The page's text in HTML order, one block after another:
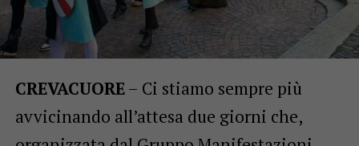
CREVACUORE– Ci stiamo sempre più
avvicinando all’attesa due giorni che,